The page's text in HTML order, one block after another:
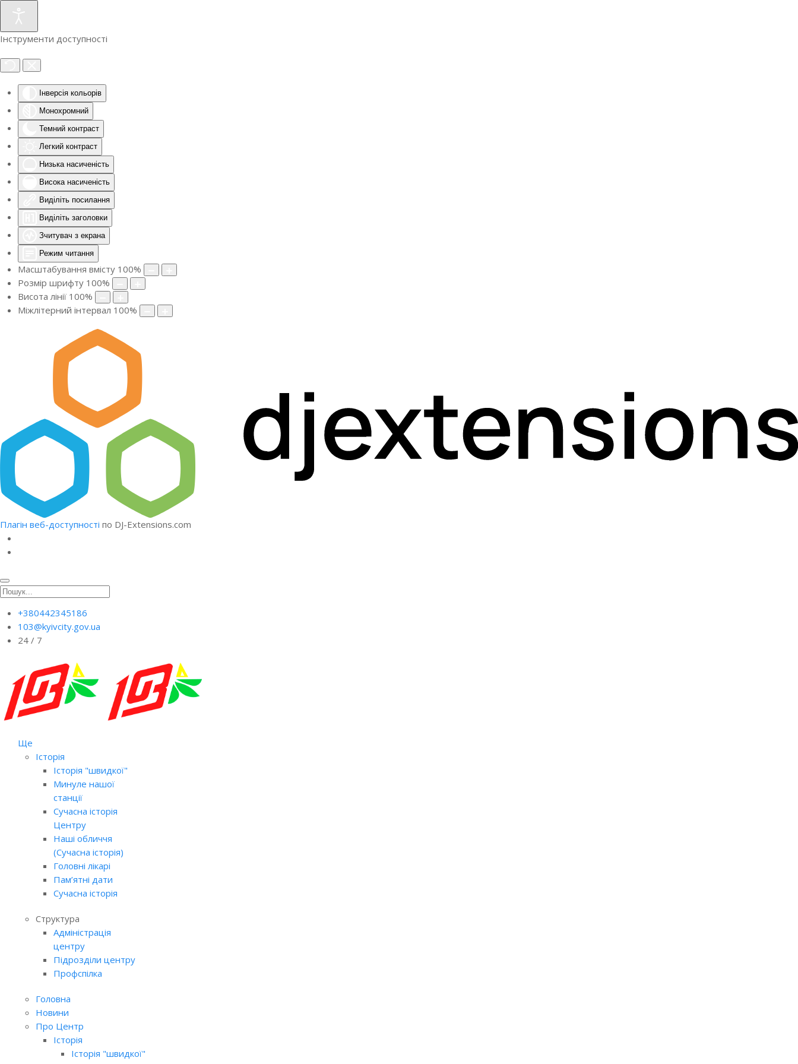
Інструменти доступності
Інверсія кольорів
Монохромний
Темний контраст
Легкий контраст
Низька насиченість
Висока насиченість
Виділіть посилання
Виділіть заголовки
Зчитувач з екрана
Режим читання
Масштабування вмісту 100%
Розмір шрифту 100%
Висота лінії 100%
Міжлітерний інтервал 100%
Плагін веб-доступності по DJ-Extensions.com
+380442345186
103@kyivcity.gov.ua
24 / 7
Ще
Історія
Історія "швидкої"
Минуле нашої
станції
Сучасна історія
Центру
Наші обличчя
(Сучасна історія)
Головні лікарі
Пам’ятні дати
Сучасна історія
Структура
Адміністрація
центру
Підрозділи центру
Профспілка
Головна
Новини
Про Центр
Історія
Історія "швидкої"